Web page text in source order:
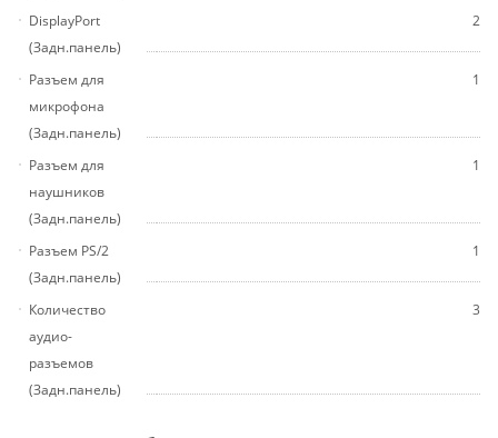
DisplayPort
(Задн.панель)
2
Разъем для
микрофона
(Задн.панель)
1
Разъем для
наушников
(Задн.панель)
1
Разъем PS/2
(Задн.панель)
1
Количество
аудио-
разъемов
(Задн.панель)
3